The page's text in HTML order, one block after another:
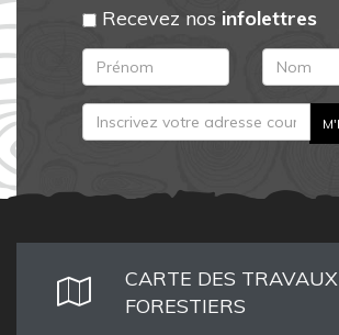
Recevez nos infolettres
CARTE DES TRAVAUX
FORESTIERS